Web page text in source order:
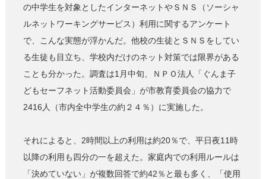
の中学生を対象としたインターネットやＳＮＳ（ソーシャ
ルネットワーキングサービス）利用に関するアンケート
で、こんな実態が浮かんだ。他校の生徒とＳＮＳをしてい
る生徒も目立ち、学校内だけのネット対策では限界がある
ことも分かった。調査は1月中旬、ＮＰＯ法人「ぐんま子
どもセーフネット活動委員会」が市教育委員会の協力で
2416人（市内全中学生の約２４％）に実施した。
それによると、2時間以上の利用は約20％で、平日夜11時
以降の利用も四分の一を超えた。家庭内での利用ルールは
「決めていない」が複数回答で約42％と最も多く、「使用